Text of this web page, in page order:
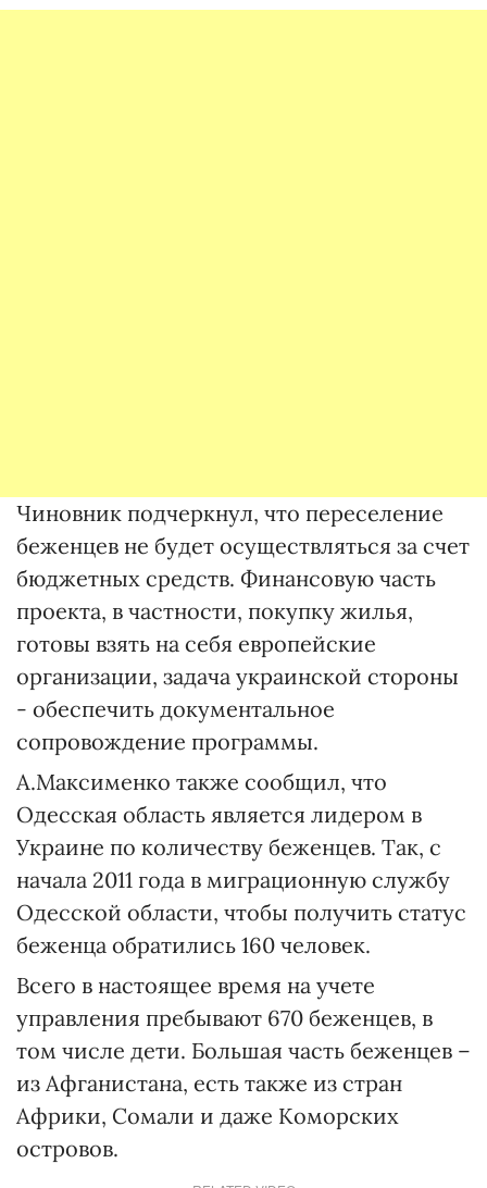
Чиновник подчеркнул, что переселение
беженцев не будет осуществляться за счет
бюджетных средств. Финансовую часть
проекта, в частности, покупку жилья,
готовы взять на себя европейские
организации, задача украинской стороны
- обеспечить документальное
сопровождение программы.
А.Максименко также сообщил, что
Одесская область является лидером в
Украине по количеству беженцев. Так, с
начала 2011 года в миграционную службу
Одесской области, чтобы получить статус
беженца обратились 160 человек.
Всего в настоящее время на учете
управления пребывают 670 беженцев, в
том числе дети. Большая часть беженцев –
из Афганистана, есть также из стран
Африки, Сомали и даже Коморских
островов.